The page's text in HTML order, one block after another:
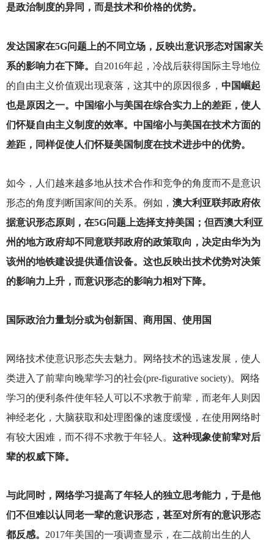
是政治制度的异同，而是技术和价格的优势。
发达国家在5G问题上的不同立场，反映出意识形态对国家关
系的影响力在下降。
自2016年起，冷战后获得国际主导地位
的自由主义价值观出现衰落，这其中的原因很多， 中国崛起
也是原因之一。中国缩小与美国在综合实力上的差距，使人
们怀疑自由主义制度的效率。中国缩小与美国在技术方面的
差距，同样促使人们怀疑美国制度在技术进步中的优势。
如今，人们越来越多地从技术合作和竞争的角度而不是意识
形态的角度判断国家间的关系。例如， 澳大利亚联邦政府依
据意识形态原则，在5G问题上选择支持美国；但西澳大利亚
州的地方政府却不同意联邦政府的政策取向，决定由华为为
该州的地铁建设提供通信设备。这也反映出技术优势对决策
的影响力上升，而意识形态的影响力相对下降。
国际政治力量划分或为创新国、商用国、使用国
网络技术使意识形态失去魅力。网络技术的迅速发展，使人
类进入了前辈向晚辈学习的社会(pre-figurative society)。网络
学习的便利条件使年轻人可以不求教于前辈，而老年人则因
神经老化，大脑获取和处理图像的速度缓慢，在使用网络时
有较大困难，而不得不求教于年轻人。 这种现象使前辈对后
辈的权威下降。
与此同时，网络学习提高了年轻人的独立思考能力，于是他
们不但难以认同老一辈的意识形态，甚至对所有的意识形态
都反感。 2017年美国的一项调查显示，在二战前出生的人